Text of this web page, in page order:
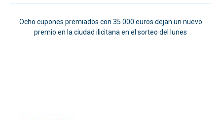
Ocho cupones premiados con 35.000 euros dejan un nuevo
premio en la ciudad ilicitana en el sorteo del lunes